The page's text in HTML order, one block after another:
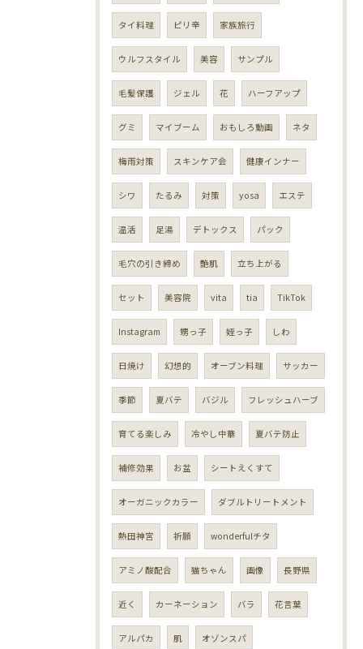
タイ料理 ピリ辛 家族旅行
ウルフスタイル 美容 サンプル
毛髪保護 ジェル 花 ハーフアップ
グミ マイブーム おもしろ動画 ネタ
梅雨対策 スキンケア会 健康インナー
シワ たるみ 対策 yosa エステ
温活 足湯 デトックス パック
毛穴の引き締め 艶肌 立ち上がる
セット 美容院 vita tia TikTok
Instagram 甥っ子 姪っ子 しわ
日焼け 幻想的 オーブン料理 サッカー
季節 夏バテ バジル フレッシュハーブ
育てる楽しみ 冷やし中華 夏バテ防止
補修効果 お盆 シートえくすて
オーガニックカラー ダブルトリートメント
熱田神宮 祈願 wonderfulチタ
アミノ酸配合 猫ちゃん 画像 長野県
近く カーネーション バラ 花言葉
アルパカ 肌 オゾンスパ